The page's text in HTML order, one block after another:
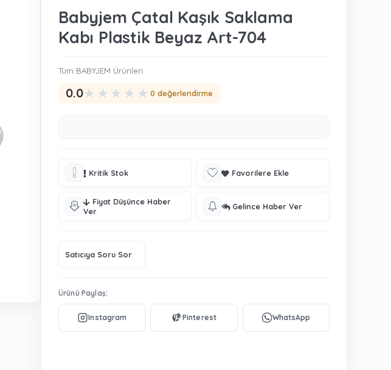
Babyjem Çatal Kaşık Saklama
Kabı Plastik Beyaz Art-704
Tüm BABYJEM Ürünleri
0.0★ ★ ★ ★ ★ 0 değerlendirme
Kritik Stok Favorilere Ekle
Fiyat Düşünce Haber
Ver
Gelince Haber Ver
Satıcıya Soru Sor
Ürünü Paylaş: